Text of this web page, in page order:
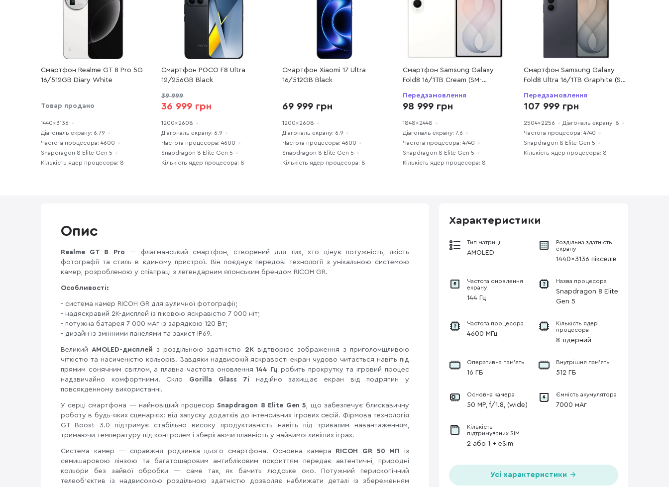
Смартфон Realme GT 8 Pro 5G
16/512GB Diary White
Товар продано
1440x3136
Діагональ екрану: 6.79
Частота процесора: 4600
Snapdragon 8 Elite Gen 5
Кількість ядер процесора: 8
Смартфон POCO F8 Ultra
12/256GB Black
39 999
36 999 грн
1200x2608
Діагональ екрану: 6.9
Частота процесора: 4600
Snapdragon 8 Elite Gen 5
Кількість ядер процесора: 8
Смартфон Xiaomi 17 Ultra
16/512GB Black
69 999 грн
1200x2608
Діагональ екрану: 6.9
Частота процесора: 4600
Snapdragon 8 Elite Gen 5
Кількість ядер процесора: 8
Смартфон Samsung Galaxy
Fold8 16/1TB Cream (SM-
Передзамовлення
98 999 грн
1848x2448
Діагональ екрану: 7.6
Частота процесора: 4740
Snapdragon 8 Elite Gen 5
Кількість ядер процесора: 8
Смартфон Samsung Galaxy
Fold8 Ultra 16/1TB Graphite (SM-
Передзамовлення
107 999 грн
2504x2256
Діагональ екрану: 8
Частота процесора: 4740
Snapdragon 8 Elite Gen 5
Кількість ядер процесора: 8
Опис
Realme GT 8 Pro — флагманський смартфон, створений для тих, хто цінує потужність, якість
фотографії та стиль в єдиному пристрої. Він поєднує передові технології з унікальною системою
камер, розробленою у співпраці з легендарним японським брендом RICOH GR.
Особливості:
- система камер RICOH GR для вуличної фотографії;
- надяскравий 2K-дисплей із піковою яскравістю 7 000 ніт;
- потужна батарея 7 000 мАг із зарядкою 120 Вт;
- дизайн із змінними панелями та захист IP69.
ВеликийAMOLED-дисплейз роздільною здатністю 2K відтворює зображення з приголомшливою
чіткістю та насиченістю кольорів. Завдяки надвисокій яскравості екран чудово читається навіть під
прямим сонячним світлом, а плавна частота оновлення144 Гц робить прокрутку та ігровий процес
надзвичайно комфортними. Скло Gorilla Glass 7i надійно захищає екран від подряпин у
повсякденному використанні.
У серці смартфона — найновіший процесорSnapdragon 8 Elite Gen 5, що забезпечує блискавичну
роботу в будь-яких сценаріях: від запуску додатків до інтенсивних ігрових сесій. Фірмова технологія
GT Boost 3.0 підтримує стабільно високу продуктивність навіть під тривалим навантаженням,
тримаючи температуру під контролем і зберігаючи плавність у найвимогливіших іграх.
Система камер — справжня родзинка цього смартфона. Основна камера RICOH GR 50 МПіз
семишаровою лінзою та багатошаровим антибліковим покриттям передає автентичні, природні
кольори без зайвої обробки — саме так, як бачить людське око. Потужний перископічний
телеоб'єктив із надвисокою роздільною здатністю дозволяє наближати деталі із збереженням
Характеристики
Тип матриці
AMOLED
Роздільна здатність
екрану
1440x3136 пікселів
Частота оновлення
екрану
144 Гц
Назва процесора
Snapdragon 8 Elite
Gen 5
Частота процесора
4600 МГц
Кількість ядер
процесора
8-ядерний
Оперативна пам'ять
16 ГБ
Внутрішня пам'ять
512 ГБ
Основна камера
50 MP, f/1.8, (wide)
Ємність акумулятора
7000 мАг
Кількість
підтримуваних SIM
2 або 1 + eSim
Усі характеристики